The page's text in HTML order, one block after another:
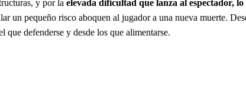
y por la elevada dificultad que lanza al espectador,
un pequeño risco aboquen al jugador a una nueva muerte.
defenderse y desde los que alimentarse.